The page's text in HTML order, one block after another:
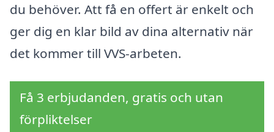
du behöver. Att få en offert är enkelt och
ger dig en klar bild av dina alternativ när
det kommer till VVS-arbeten.
Få 3 erbjudanden, gratis och utan
förpliktelser